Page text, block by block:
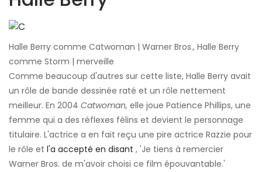
Halle Berry comme Catwoman | Warner Bros., Halle Berry
comme Storm | merveille
Comme beaucoup d'autres sur cette liste, Halle Berry avait
un rôle de bande dessinée raté et un rôle nettement
meilleur. En 2004 Catwoman, elle joue Patience Phillips, une
femme qui a des réflexes félins et devient le personnage
titulaire. L'actrice a en fait reçu une pire actrice Razzie pour
le rôle et l'a accepté en disant , 'Je tiens à remercier
Warner Bros. de m'avoir choisi ce film épouvantable.'